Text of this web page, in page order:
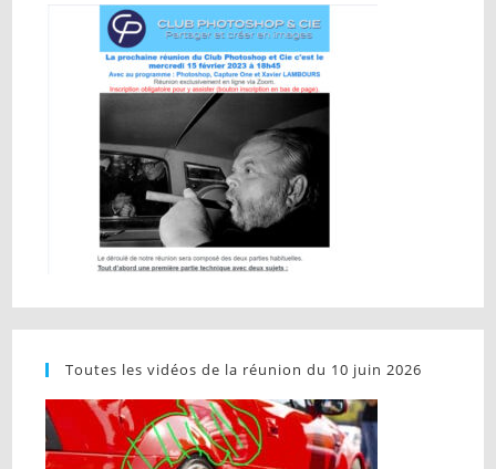
Toutes les vidéos de la réunion du 10 juin 2026